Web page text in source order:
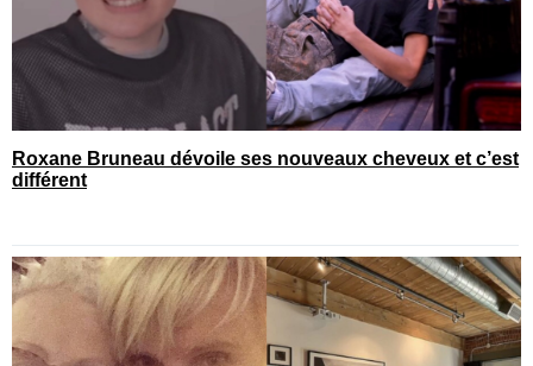
Roxane Bruneau dévoile ses nouveaux cheveux et c’est
différent